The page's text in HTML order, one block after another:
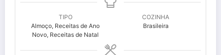
TIPO
Almoço, Receitas de Ano
Novo, Receitas de Natal
COZINHA
Brasileira